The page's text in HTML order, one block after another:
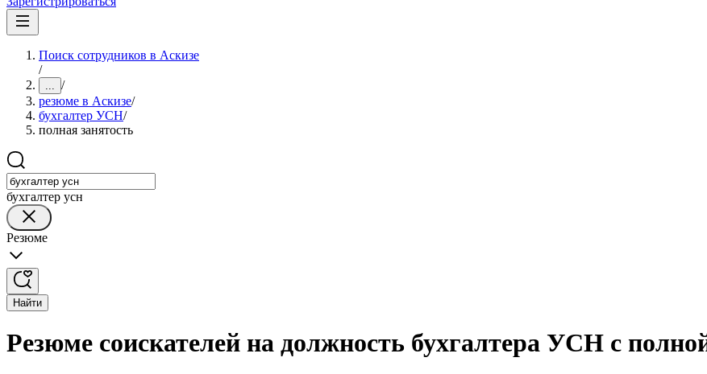
Поиск сотрудников в Аскизе
/
... /
резюме в Аскизе/
бухгалтер УСН/
полная занятость
бухгалтер усн
Резюме
Найти
Резюме соискателей на должность бухгалтера УСН с